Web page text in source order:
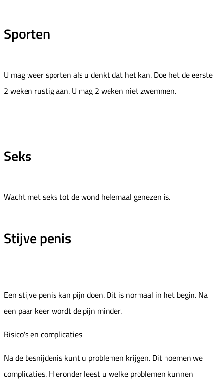
Sporten
U mag weer sporten als u denkt dat het kan. Doe het de eerste
2 weken rustig aan. U mag 2 weken niet zwemmen.
Seks
Wacht met seks tot de wond helemaal genezen is.
Stijve penis
Een stijve penis kan pijn doen. Dit is normaal in het begin. Na
een paar keer wordt de pijn minder.
Risico's en complicaties
Na de besnijdenis kunt u problemen krijgen. Dit noemen we
complicaties. Hieronder leest u welke problemen kunnen